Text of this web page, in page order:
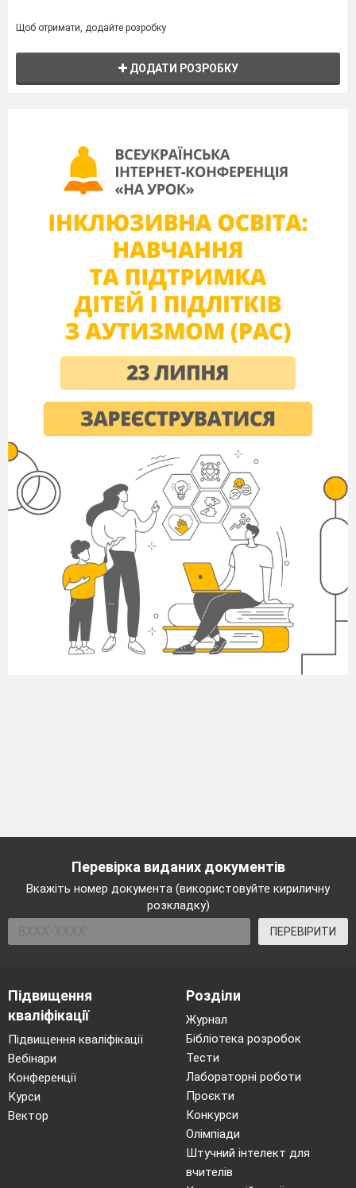
Щоб отримати, додайте розробку
ДОДАТИ РОЗРОБКУ
Перевірка виданих документів
Вкажіть номер документа (використовуйте кириличну
розкладку)
ПЕРЕВІРИТИ
Підвищення
кваліфікації
Підвищення кваліфікації
Вебінари
Конференції
Курси
Вектор
Розділи
Журнал
Бібліотека розробок
Тести
Лабораторні роботи
Проєкти
Конкурси
Олімпіади
Штучний інтелект для
вчителів